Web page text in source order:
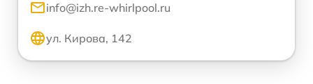
info@izh.re-whirlpool.ru
ул. Кирова, 142